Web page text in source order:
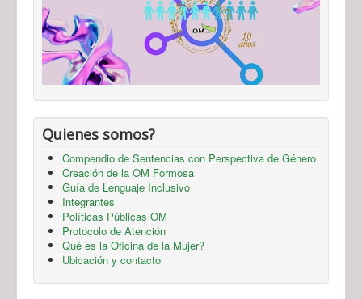
Quienes somos?
Compendio de Sentencias con Perspectiva de Género
Creación de la OM Formosa
Guía de Lenguaje Inclusivo
Integrantes
Políticas Públicas OM
Protocolo de Atención
Qué es la Oficina de la Mujer?
Ubicación y contacto